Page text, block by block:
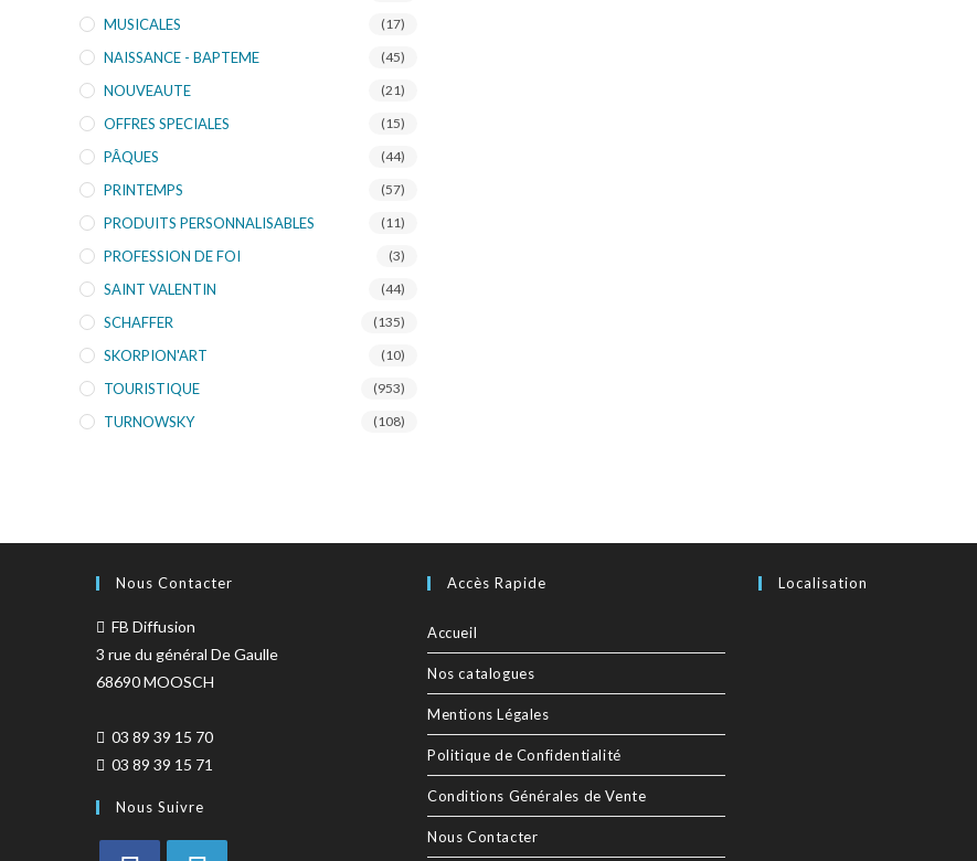
MUSICALES (17)
NAISSANCE - BAPTEME (45)
NOUVEAUTE (21)
OFFRES SPECIALES (15)
PÂQUES (44)
PRINTEMPS (57)
PRODUITS PERSONNALISABLES (11)
PROFESSION DE FOI (3)
SAINT VALENTIN (44)
SCHAFFER (135)
SKORPION'ART (10)
TOURISTIQUE (953)
TURNOWSKY (108)
Nous Contacter
FB Diffusion
3 rue du général De Gaulle
68690 MOOSCH
03 89 39 15 70
03 89 39 15 71
Nous Suivre
Accès Rapide
Accueil
Nos catalogues
Mentions Légales
Politique de Confidentialité
Conditions Générales de Vente
Nous Contacter
Localisation